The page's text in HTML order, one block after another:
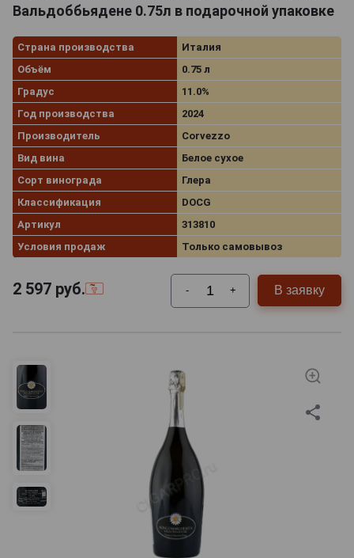
Вальдоббьядене 0.75л в подарочной упаковке
Страна производства
Италия
Объём
0.75 л
Градус
11.0%
Год производства
2024
Производитель
Corvezzo
Вид вина
Белое сухое
Сорт винограда
Глера
Классификация
DOCG
Артикул
313810
Условия продаж
Только самовывоз
2 597 руб. - + В заявку